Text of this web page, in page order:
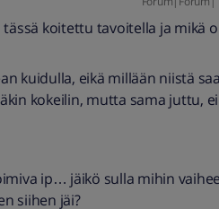
tässä koitettu tavoitella ja mikä
kuidulla, eikä millään niistä saa
kokeilin, mutta sama juttu, ei
ip… jäikö sulla mihin
siihen jäi?